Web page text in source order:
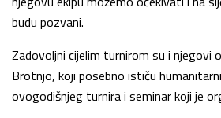
budu pozvani.
Zadovoljni cijelim turnirom su i njegovi
Brotnjo, koji posebno ističu
ovogodišnjeg turnira i seminar koji je